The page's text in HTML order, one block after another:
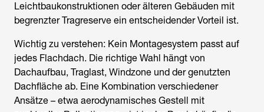
Leichtbaukonstruktionen oder älteren Gebäuden mit
begrenzter Tragreserve ein entscheidender Vorteil ist.
Wichtig zu verstehen: Kein Montagesystem passt auf
jedes Flachdach. Die richtige Wahl hängt von
Dachaufbau, Traglast, Windzone und der genutzten
Dachfläche ab. Eine Kombination verschiedener
Ansätze – etwa aerodynamisches Gestell mit